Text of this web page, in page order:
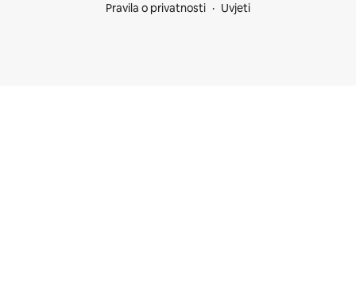
Pravila o privatnosti
Uvjeti